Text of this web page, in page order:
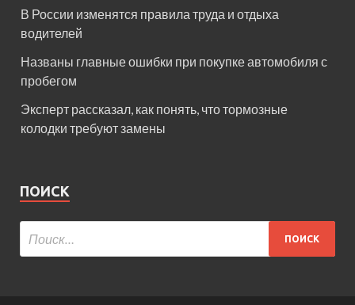
В России изменятся правила труда и отдыха
водителей
Названы главные ошибки при покупке автомобиля с
пробегом
Эксперт рассказал, как понять, что тормозные
колодки требуют замены
ПОИСК